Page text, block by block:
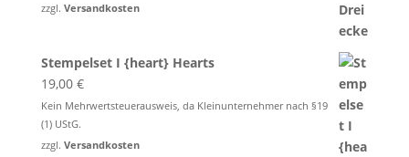
zzgl. Versandkosten
Stempelset I {heart} Hearts
19,00 €
Kein Mehrwertsteuerausweis, da Kleinunternehmer nach §19
(1) UStG.
zzgl. Versandkosten